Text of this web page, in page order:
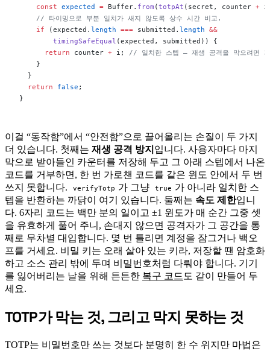
    const
expected = Buffer. from (totpAt (secret, counter +
    // 타이밍으로 부분 일치가 새지 않도록 상수 시간 비교.
    if
(expected. length === submitted. length &&
        timingSafeEqual
(expected, submitted)) {
      return
counter + i; // 일치한 스텝 — 재생 공격을 막으려면
    }
  }
  return
false ;
}
이걸 “동작함”에서 “안전함”으로 끌어올리는 손질이 두 가지
더 있습니다. 첫째는 재생 공격 방지 입니다. 사용자마다 마지
막으로 받아들인 카운터를 저장해 두고 그 아래 스텝에서 나온
코드를 거부하면, 한 번 가로챈 코드를 같은 윈도 안에서 두 번
쓰지 못합니다.
verifyTotp 가 그냥 true 가 아니라 일치한 스
텝을 반환하는 까닭이 여기 있습니다. 둘째는 속도 제한입니
다. 6자리 코드는 백만 분의 일이고 ±1 윈도가 매 순간 그중 셋
을 유효하게 풀어 주니, 손대지 않으면 공격자가 그 공간을 통
째로 무차별 대입합니다. 몇 번 틀리면 계정을 잠그거나 백오
프를 거세요. 비밀 키는 오래 살아 있는 키라, 저장할 땐 암호화
하고 소스 관리 밖에 두며 비밀번호처럼 다뤄야 합니다. 기기
를 잃어버리는 날을 위해 튼튼한 복구 코드 도 같이 만들어 두
세요.
#
TOTP가 막는 것, 그리고 막지 못하는 것
TOTP는 비밀번호만 쓰는 것보다 분명히 한 수 위지만 마법은